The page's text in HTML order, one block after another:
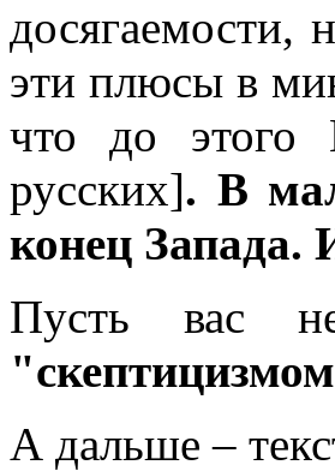
досягаемости,
эти плюсы в
что до этого
русских]. В
конец
Пусть вас
А дальше –